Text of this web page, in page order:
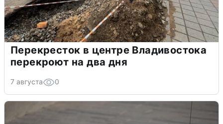
Перекресток в центре Владивостока
перекроют на два дня
7 августа 0